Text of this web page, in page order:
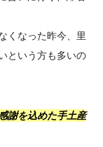
くなった昨今、里
という方も多いの
謝を込めた手土産